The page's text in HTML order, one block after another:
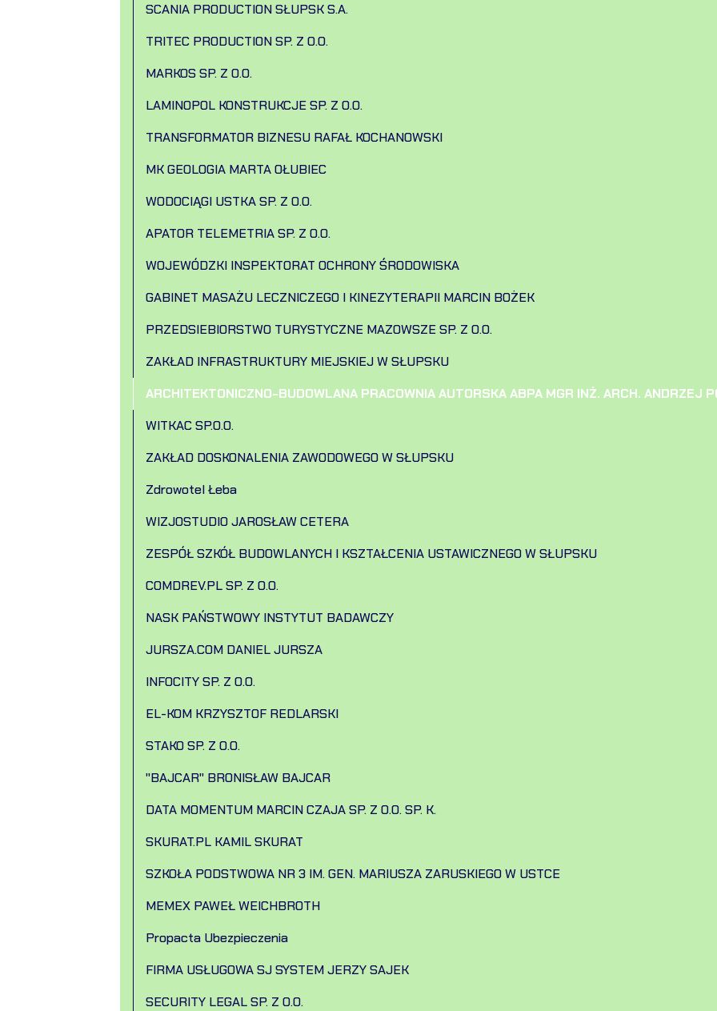
SCANIA PRODUCTION SŁUPSK S.A.
TRITEC PRODUCTION SP. Z O.O.
MARKOS SP. Z O.O.
LAMINOPOL KONSTRUKCJE SP. Z O.O.
TRANSFORMATOR BIZNESU RAFAŁ KOCHANOWSKI
MK GEOLOGIA MARTA OŁUBIEC
WODOCIĄGI USTKA SP. Z O.O.
APATOR TELEMETRIA SP. Z O.O.
WOJEWÓDZKI INSPEKTORAT OCHRONY ŚRODOWISKA
GABINET MASAŻU LECZNICZEGO I KINEZYTERAPII MARCIN BOŻEK
PRZEDSIEBIORSTWO TURYSTYCZNE MAZOWSZE SP. Z O.O.
ZAKŁAD INFRASTRUKTURY MIEJSKIEJ W SŁUPSKU
ARCHITEKTONICZNO-BUDOWLANA PRACOWNIA AUTORSKA ABPA MGR INŻ. ARCH. ANDRZEJ
WITKAC SP.O.O.
ZAKŁAD DOSKONALENIA ZAWODOWEGO W SŁUPSKU
Zdrowotel Łeba
WIZJOSTUDIO JAROSŁAW CETERA
ZESPÓŁ SZKÓŁ BUDOWLANYCH I KSZTAŁCENIA USTAWICZNEGO W SŁUPSKU
COMDREV.PL SP. Z O.O.
NASK PAŃSTWOWY INSTYTUT BADAWCZY
JURSZA.COM DANIEL JURSZA
INFOCITY SP. Z O.O.
EL-KOM KRZYSZTOF REDLARSKI
STAKO SP. Z O.O.
"BAJCAR" BRONISŁAW BAJCAR
DATA MOMENTUM MARCIN CZAJA SP. Z O.O. SP. K.
SKURAT.PL KAMIL SKURAT
SZKOŁA PODSTWOWA NR 3 IM. GEN. MARIUSZA ZARUSKIEGO W USTCE
MEMEX PAWEŁ WEICHBROTH
Propacta Ubezpieczenia
FIRMA USŁUGOWA SJ SYSTEM JERZY SAJEK
SECURITY LEGAL SP. Z O.O.